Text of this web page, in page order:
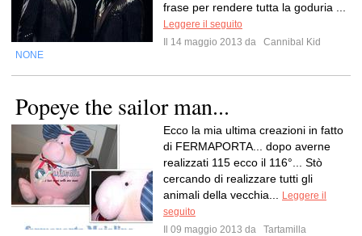
frase per rendere tutta la goduria ...
Leggere il seguito
Il 14 maggio 2013 da
Cannibal Kid
NONE
Popeye the sailor man...
Ecco la mia ultima creazioni in fatto
di FERMAPORTA... dopo averne
realizzati 115 ecco il 116°... Stò
cercando di realizzare tutti gli
animali della vecchia...
Leggere il
seguito
Il 09 maggio 2013 da
Tartamilla